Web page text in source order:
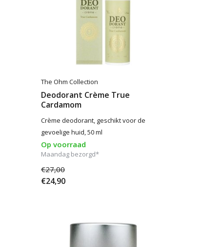
The Ohm Collection
Deodorant Crème True
Cardamom
Crème deodorant, geschikt voor de
gevoelige huid, 50 ml
Op voorraad
Maandag bezorgd*
€27,00
€24,90